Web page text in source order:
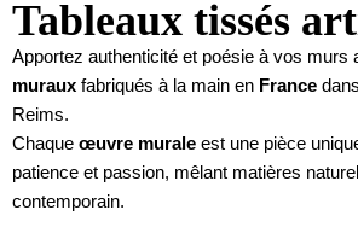
Tableaux tissés
Apportez authenticité et poésie à vos murs
muraux fabriqués à la main en France
Reims.
Chaque œuvre murale est une pièce
patience et passion, mêlant matières
contemporain.